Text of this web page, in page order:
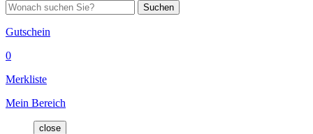
Suchen
Gutschein
0
Merkliste
Mein Bereich
close